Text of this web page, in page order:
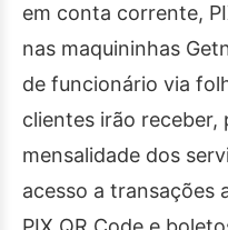
em conta corrente,
nas maquininhas
de funcionário via
clientes irão receber,
mensalidade dos
acesso a transações